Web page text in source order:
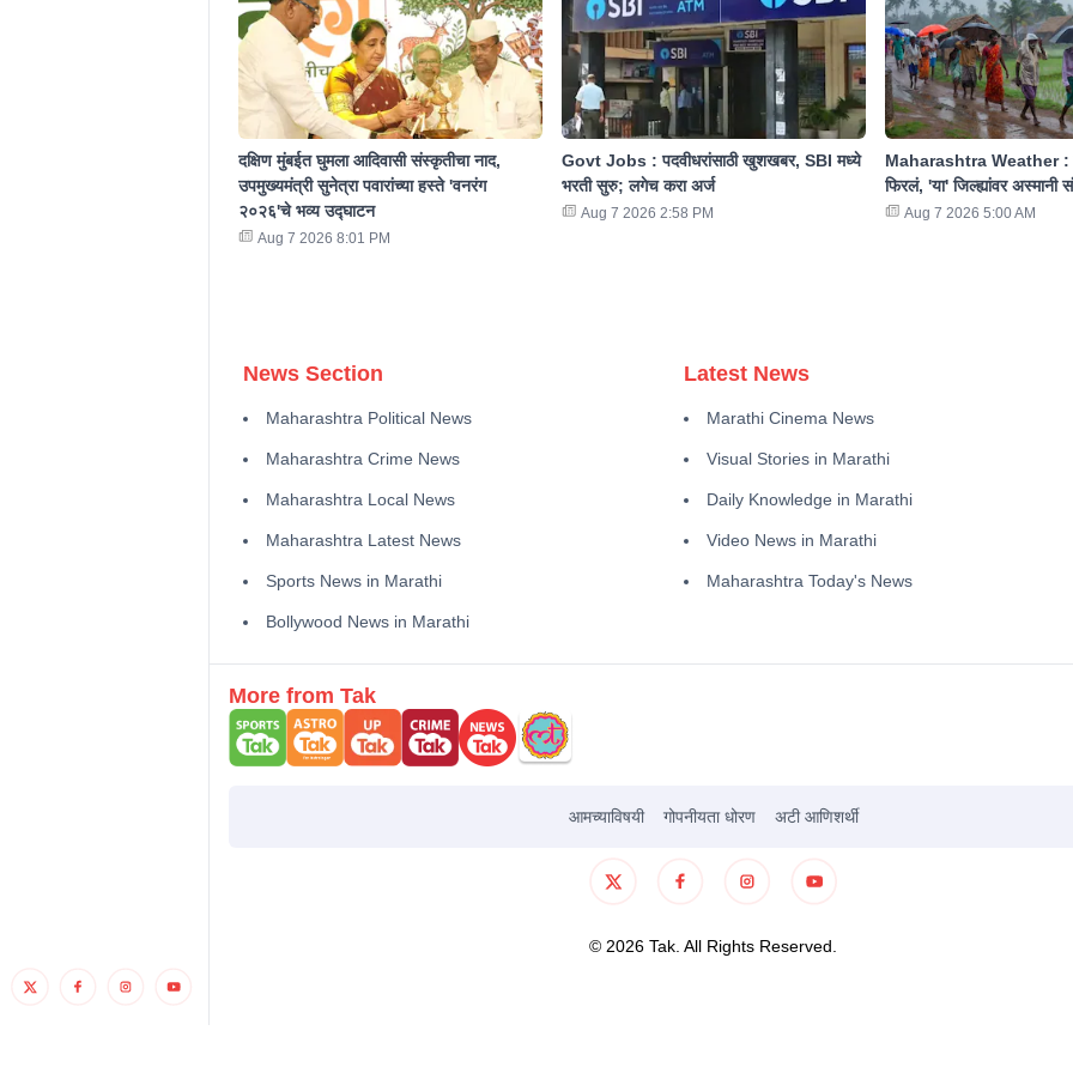
दक्षिण मुंबईत घुमला आदिवासी संस्कृतीचा नाद,
उपमुख्यमंत्री सुनेत्रा पवारांच्या हस्ते 'वनरंग
२०२६'चे भव्य उद्घाटन
Aug 7 2026 8:01 PM
Govt Jobs : पदवीधरांसाठी खुशखबर, SBI मध्ये
भरती सुरु; लगेच करा अर्ज
Aug 7 2026 2:58 PM
Maharashtra Weather :
फिरलं, 'या' जिल्ह्यांवर अस्मानी
Aug 7 2026 5:00 AM
News Section
Maharashtra Political News
Maharashtra Crime News
Maharashtra Local News
Maharashtra Latest News
Sports News in Marathi
Bollywood News in Marathi
Latest News
Marathi Cinema News
Visual Stories in Marathi
Daily Knowledge in Marathi
Video News in Marathi
Maharashtra Today's News
More from Tak
आमच्याविषयी गोपनीयता धोरण अटी आणिशर्थी
©2026 Tak. All Rights Reserved.